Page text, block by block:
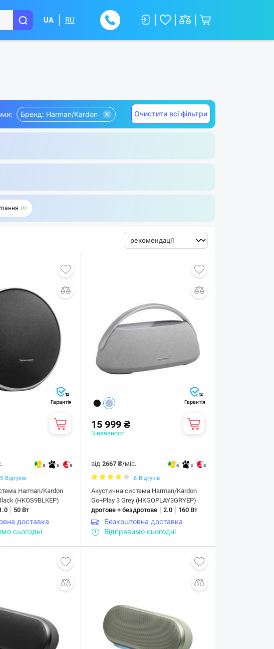
UA RU
Бренд: Harman/Kardon Очистити всі фільтри
4
12
Гарантія
9 5 9
5 Відгуків
Harman/Kardon
(HKOS9BLKEP)
50 Вт
доставка
сьогодні
12
Гарантія
15 999 ₴
В наявності
від2667 ₴/міс. 6 3 6
6 Відгуків
Акустична система Harman/Kardon
Go+Play 3 Grey (HKGOPLAY3GRYEP)
дротове + бездротове |2.0 160 Вт
Безкоштовна доставка
Відправимо сьогодні